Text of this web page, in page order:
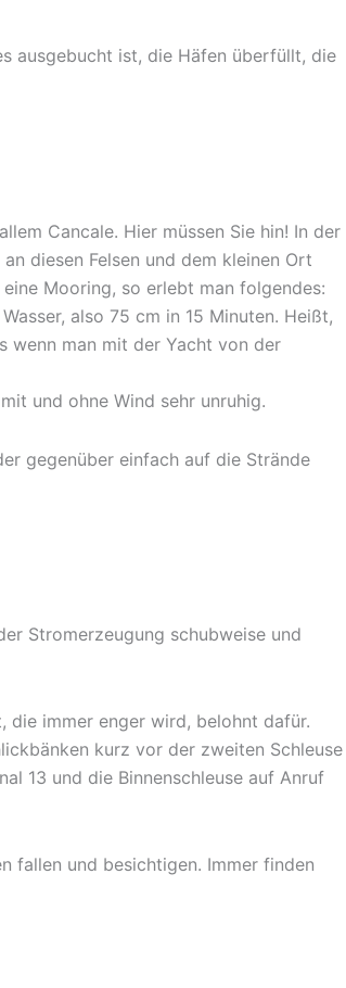
ausgebucht ist, die Häfen überfüllt, die
Cancale. Hier müssen Sie hin! In der
diesen Felsen und dem kleinen Ort
Mooring, so erlebt man folgendes:
also 75 cm in 15 Minuten. Heißt,
wenn man mit der Yacht von der
und ohne Wind sehr unruhig.
gegenüber einfach auf die Strände
Stromerzeugung schubweise und
die immer enger wird, belohnt dafür.
kurz vor der zweiten Schleuse
13 und die Binnenschleuse auf Anruf
fallen und besichtigen. Immer finden